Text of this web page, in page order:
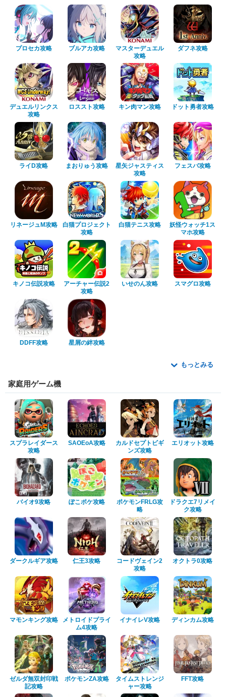
プロセカ攻略 ブルアカ攻略
マスターデュエル
攻略
ダフネ攻略
デュエルリンクス
攻略
ロススト攻略 キン肉マン攻略 ドット勇者攻略
ライD攻略 まおりゅう攻略
星矢ジャスティス
攻略
フェスバ攻略
リネージュM攻略
白猫プロジェクト
攻略
白猫テニス攻略
妖怪ウォッチ1ス
マホ攻略
キノコ伝説攻略
アーチャー伝説2
攻略
いせのん攻略 スマグロ攻略
DDFF攻略 星屑の絆攻略
もっとみる
家庭用ゲーム機
スプラレイダース
攻略
SAOEoA攻略
カルドセプトビギ
ンズ攻略
エリオット攻略
バイオ9攻略 ぽこポケ攻略
ポケモンFRLG攻
略
ドラクエ7リメイ
ク攻略
ダークルギア攻略 仁王3攻略
コードヴェイン2
攻略
オクトラ0攻略
マモンキング攻略
メトロイドプライ
ム4攻略
イナイレV攻略 ディンカム攻略
ゼルダ無双封印戦
記攻略
ポケモンZA攻略
タイムストレンジ
ャー攻略
FFT攻略